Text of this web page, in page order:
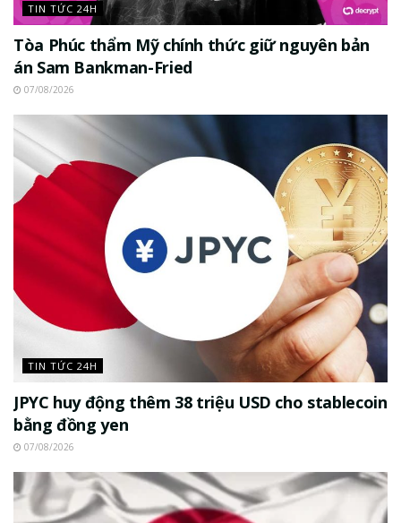
TIN TỨC 24H
Tòa Phúc thẩm Mỹ chính thức giữ nguyên bản
án Sam Bankman-Fried
07/08/2026
TIN TỨC 24H
JPYC huy động thêm 38 triệu USD cho stablecoin
bằng đồng yen
07/08/2026